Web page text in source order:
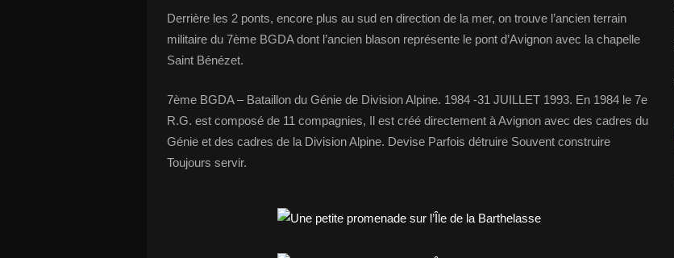
Derrière les 2 ponts, encore plus au sud en direction de la mer, on trouve l’ancien terrain
militaire du 7ème BGDA dont l’ancien blason représente le pont d’Avignon avec la chapelle
Saint Bénézet.
7ème BGDA – Bataillon du Génie de Division Alpine. 1984 -31 JUILLET 1993. En 1984 le 7e
R.G. est composé de 11 compagnies, Il est créé directement à Avignon avec des cadres du
Génie et des cadres de la Division Alpine. Devise Parfois détruire Souvent construire
Toujours servir.